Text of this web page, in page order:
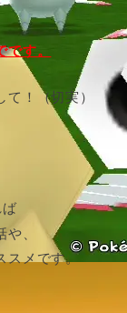
す。
！（切実）
、
スメです。